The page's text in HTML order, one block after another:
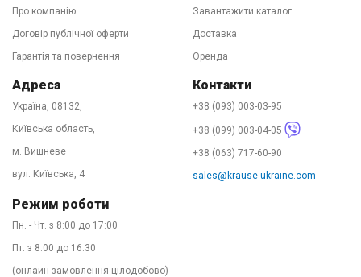
відправляємо в той же день зручним для Вас
перевізником. День-два і драбини у Вас. Телефонуйте!
Наші фахівці підкажуть у виборі оптимального
нададуть офіційну гарантію на товар. Купити KRAUSE -
легко!
Про компанію
Договір публічної оферти
Гарантія та повернення
Завантажити каталог
Доставка
Оренда
Адреса
Україна, 08132,
Київська область,
м. Вишневе
вул. Київська, 4
Контакти
+38 (093) 003-03-95
+38 (099) 003-04-05
+38 (063) 717-60-90
sales@krause-ukraine.com
Режим роботи
Пн. - Чт. з 8:00 до 17:00
Пт. з 8:00 до 16:30
(онлайн замовлення цілодобово)